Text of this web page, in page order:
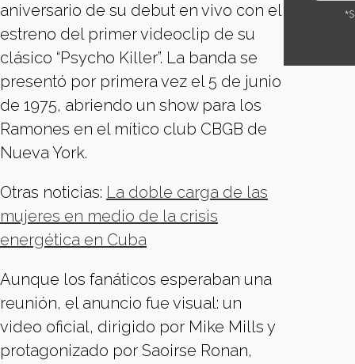
aniversario de su debut en vivo con el
estreno del primer videoclip de su
clásico “Psycho Killer”. La banda se
presentó por primera vez el 5 de junio
de 1975, abriendo un show para los
Ramones en el mítico club CBGB de
Nueva York.
Otras noticias: La doble carga de las
mujeres en medio de la crisis
energética en Cuba
Aunque los fanáticos esperaban una
reunión, el anuncio fue visual: un
video oficial, dirigido por Mike Mills y
protagonizado por Saoirse Ronan,